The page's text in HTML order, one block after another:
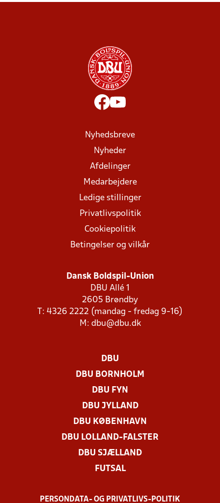
Nyhedsbreve
Nyheder
Afdelinger
Medarbejdere
Ledige stillinger
Privatlivspolitik
Cookiepolitik
Betingelser og vilkår
Dansk Boldspil-Union
DBU Allé 1
2605 Brøndby
T: 4326 2222 (mandag - fredag 9-16)
M: dbu@dbu.dk
DBU
DBU BORNHOLM
DBU FYN
DBU JYLLAND
DBU KØBENHAVN
DBU LOLLAND-FALSTER
DBU SJÆLLAND
FUTSAL
PERSONDATA- OG PRIVATLIVS-POLITIK